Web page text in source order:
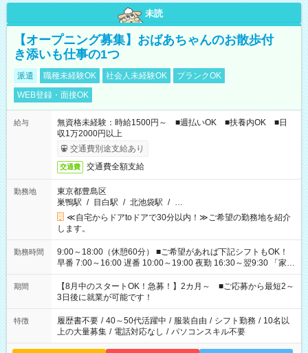
未読
【オープニング募集】おばあちゃんのお散歩付
き添いも仕事の1つ
派遣 職種未経験OK 社会人未経験OK
ブランクOK
WEB登録・面接OK
給与
無資格未経験：時給1500円～ ■週払いOK ■扶養内OK ■日
収1万2000円以上
交通費別途支給あり
交通費 交通費全額支給
勤務地
東京都豊島区
巣鴨駅 / 目白駅 / 北池袋駅 / …
≪自宅からドアtoドアで30分以内！≫ご希望の勤務地を紹介
します。
勤務時間
9:00～18:00（休憩60分） ■ご希望があれば下記シフトもOK！
早番 7:00～16:00 遅番 10:00～19:00 夜勤 16:30～翌9:30 「家族
と休みを合わせたい」 「余裕を持って夕飯の準備がしたい」
「できれば残業はしたくない」 など、ご希望を教えてください
ね。 ※Wワーク希望の方へ 今ご覧のお仕事で希望する勤務時間
と、もう1つのお仕事の勤務時間。 合計で週40時間を超える場
合は応募できません。
期間
【8月中のスタートOK！急募！】2カ月～ ■ご応募から最短2～
3日後に就業が可能です！
特徴 履歴書不要 / 40～50代活躍中 / 服装自由 / シフト勤務 / 10名以
上の大量募集 / 電話対応なし / パソコンスキル不要